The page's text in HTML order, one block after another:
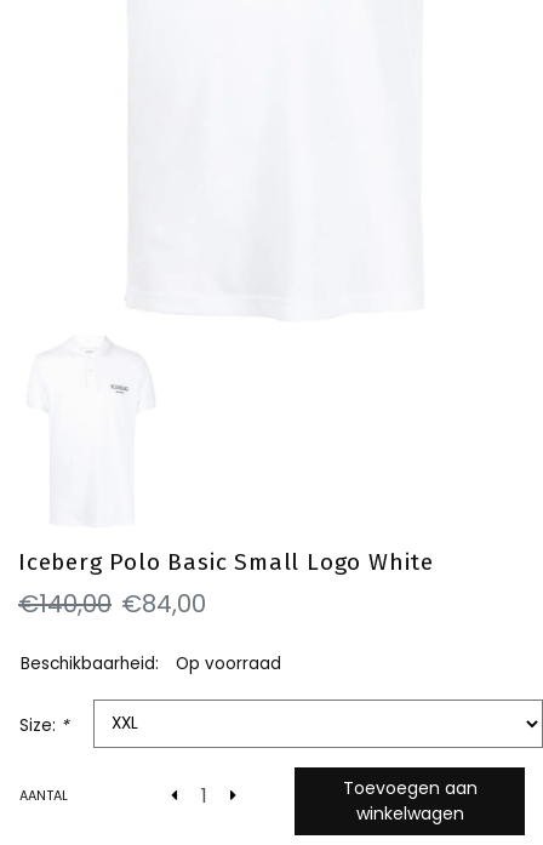
Iceberg Polo Basic Small Logo White
€140,00 €84,00
Beschikbaarheid: Op voorraad
Size: *
AANTAL
Toevoegen aan
winkelwagen